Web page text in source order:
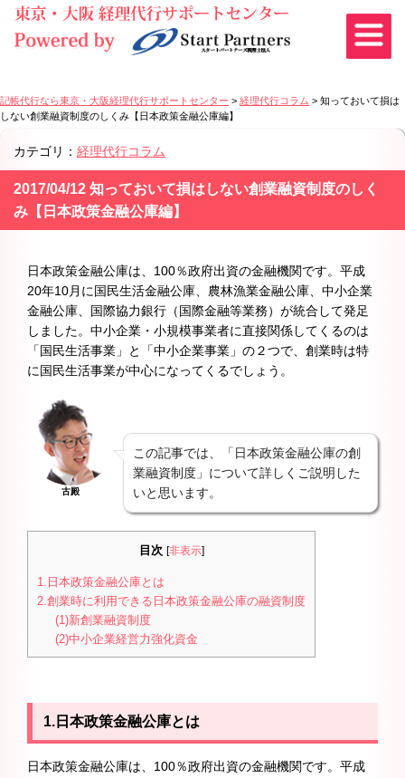
記帳代行なら東京・大阪経理代行サポートセンター > 経理代行コラム > 知っておいて損は
しない創業融資制度のしくみ【日本政策金融公庫編】
カテゴリ： 経理代行コラム
2017/04/12 知っておいて損はしない創業融資制度のしく
み【日本政策金融公庫編】
日本政策金融公庫は、100％政府出資の金融機関です。平成
20年10月に国民生活金融公庫、農林漁業金融公庫、中小企業
金融公庫、国際協力銀行（国際金融等業務）が統合して発足
しました。中小企業・小規模事業者に直接関係してくるのは
「国民生活事業」と「中小企業事業」の２つで、創業時は特
に国民生活事業が中心になってくるでしょう。
古殿
この記事では、「日本政策金融公庫の創
業融資制度」について詳しくご説明した
いと思います。
目次 [非表示]
1.日本政策金融公庫とは
2.創業時に利用できる日本政策金融公庫の融資制度
(1)新創業融資制度
(2)中小企業経営力強化資金
1.日本政策金融公庫とは
日本政策金融公庫は、100％政府出資の金融機関です。平成